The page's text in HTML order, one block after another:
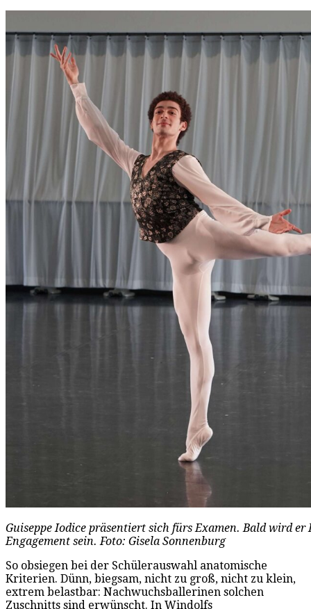
Guiseppe Iodice präsentiert sich fürs Examen. Bald wird er
Engagement sein. Foto: Gisela Sonnenburg
So obsiegen bei der Schülerauswahl anatomische
Kriterien. Dünn, biegsam, nicht zu groß, nicht zu klein,
extrem belastbar: Nachwuchsballerinen solchen
Zuschnitts sind erwünscht. In Windolfs